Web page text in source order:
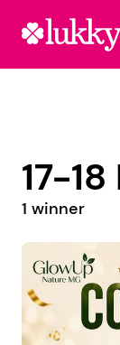
17-
1 winner